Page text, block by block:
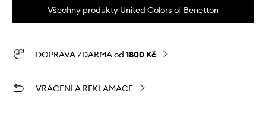
Všechny produkty United Colors of Benetton
DOPRAVA ZDARMA od 1800 Kč
VRÁCENÍ A REKLAMACE